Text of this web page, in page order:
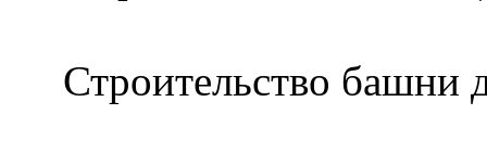
Строительство башни